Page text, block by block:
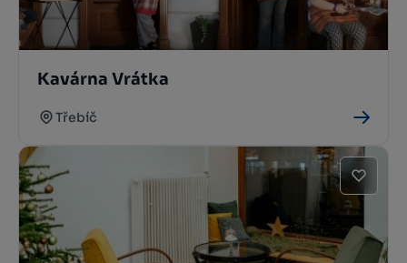
Kavárna Vrátka
Třebíč